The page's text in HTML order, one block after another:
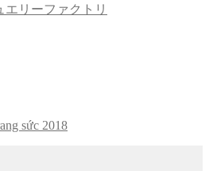
リーファクトリ
sức 2018